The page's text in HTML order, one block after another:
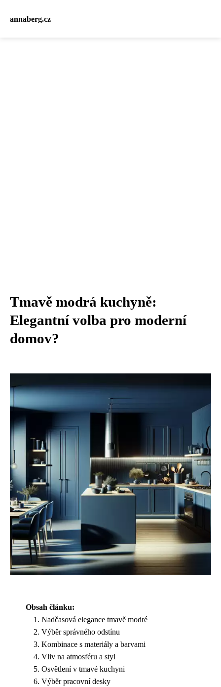
annaberg.cz
Tmavě modrá kuchyně:
Elegantní volba pro moderní
domov?
Obsah článku:
Nadčasová elegance tmavě modré
Výběr správného odstínu
Kombinace s materiály a barvami
Vliv na atmosféru a styl
Osvětlení v tmavé kuchyni
Výběr pracovní desky